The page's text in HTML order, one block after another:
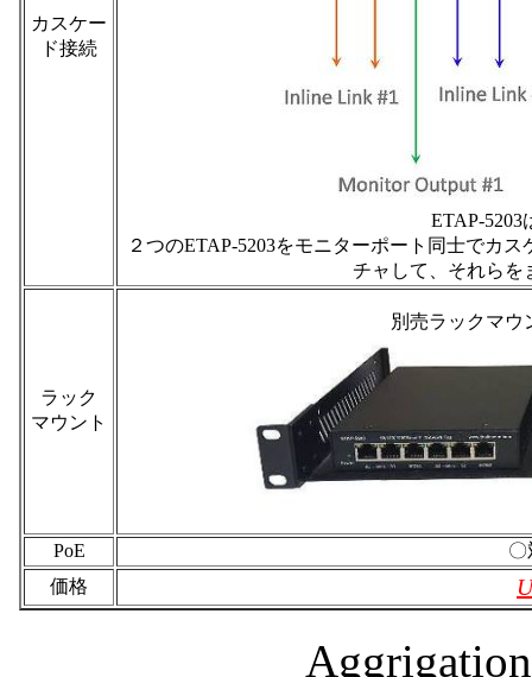
カスケー
ド接続
ETAP-
２つのETAP-5203をモニターポート同士でカ
チャして、それらを
ラック
マウント
別売ラックマウ
PoE
価格